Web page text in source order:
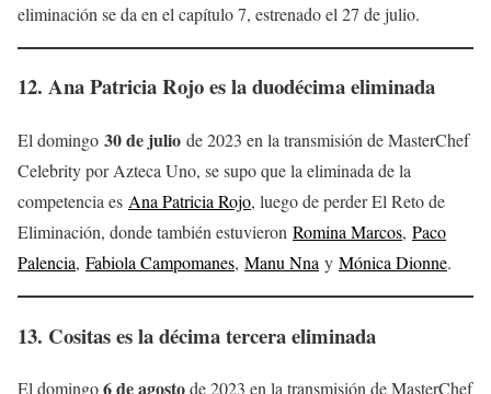
eliminación se da en el capítulo 7, estrenado el 27 de julio.
12. Ana Patricia Rojoes la duodécima eliminada
El domingo 30 de julio de 2023 en la transmisión de MasterChef
Celebrity por Azteca Uno, se supo que la eliminada de la
competencia es Ana Patricia Rojo, luego de perder El Reto de
Eliminación, donde también estuvieron Romina Marcos, Paco
Palencia, Fabiola Campomanes, Manu Nna y Mónica Dionne.
13. Cositas es la décima tercera eliminada
El domingo6 de agostode 2023 en la transmisión de MasterChef